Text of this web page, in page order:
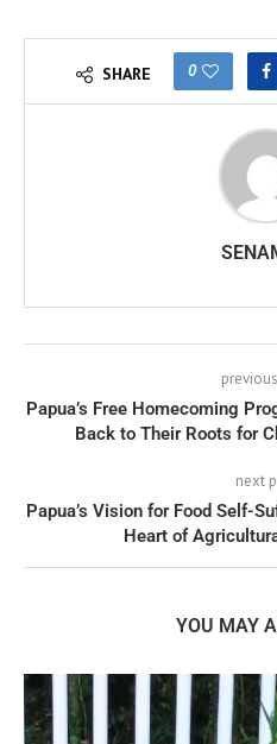
SHARE 0
Papua’s Free Homecoming
Back to Their Roots for
next
Papua’s Vision for Food Self-
Heart of
YOU MAY